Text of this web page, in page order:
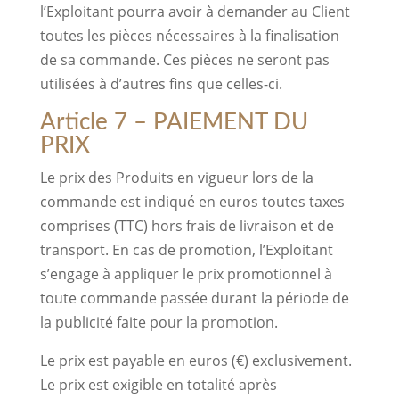
l’Exploitant pourra avoir à demander au Client
toutes les pièces nécessaires à la finalisation
de sa commande. Ces pièces ne seront pas
utilisées à d’autres fins que celles-ci.
Article 7 – PAIEMENT DU
PRIX
Le prix des Produits en vigueur lors de la
commande est indiqué en euros toutes taxes
comprises (TTC) hors frais de livraison et de
transport. En cas de promotion, l’Exploitant
s’engage à appliquer le prix promotionnel à
toute commande passée durant la période de
la publicité faite pour la promotion.
Le prix est payable en euros (€) exclusivement.
Le prix est exigible en totalité après